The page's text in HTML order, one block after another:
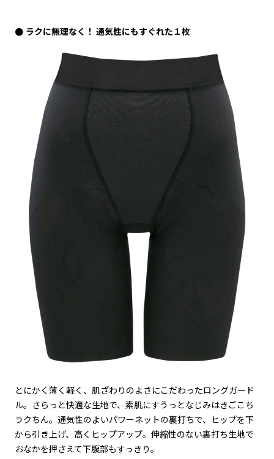
ラクに無理なく！ 通気性にもすぐれた１枚
とにかく薄く軽く、肌ざわりのよさにこだわったロングガード
ル。さらっと快適な生地で、素肌にすうっとなじみはきごこち
ラクちん。通気性のよいパワーネットの裏打ちで、ヒップを下
から引き上げ、高くヒップアップ。伸縮性のない裏打ち生地で
おなかを押さえて下腹部もすっきり。